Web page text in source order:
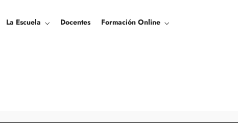
La Escuela Docentes Formación Online